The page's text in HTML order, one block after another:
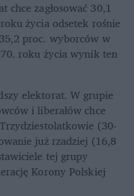
zagłosować 30,1
życia odsetek rośnie
proc. wyborców w
roku życia wynik ten
elektorat. W grupie
i liberałów chce
(30-
już rzadziej (16,8
tej grupy
Korony Polskiej